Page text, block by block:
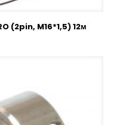
(2pin, M16*1,5) 12м